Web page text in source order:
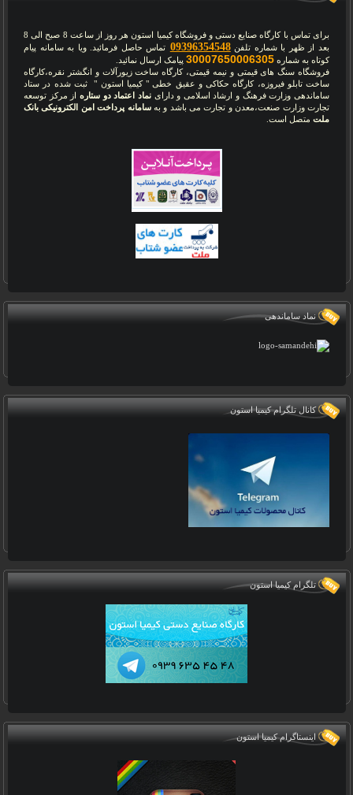
برای تماس با کارگاه صنایع دستی و فروشگاه کیمیا استون هر روز از ساعت 8 صبح الی 8
بعد از ظهر با شماره تلفن09396354548 تماس حاصل فرمائید. ویا به سامانه پیام
کوتاه به شماره 30007650006305 پیامک ارسال نمائید.
فروشگاه سنگ های قیمتی و نیمه قیمتی، کارگاه ساخت زیورآلات و انگشتر نقره،کارگاه
ساخت تابلو فیروزه، کارگاه حکاکی و عقیق خطی " کیمیا استون " ثبت شده در ستاد
ساماندهی وزارت فرهنگ و ارشاد اسلامی و داراینماد اعتماد دو ستاره از مرکز توسعه
تجارت وزارت صنعت،معدن و تجارت می باشد و بهسامانه پرداخت امن الکترونیکی بانک
ملت متصل است.
نماد ساماندهی
کانال تلگرام کیمیا استون
تلگرام کیمیا استون
اینستاگرام کیمیا استون